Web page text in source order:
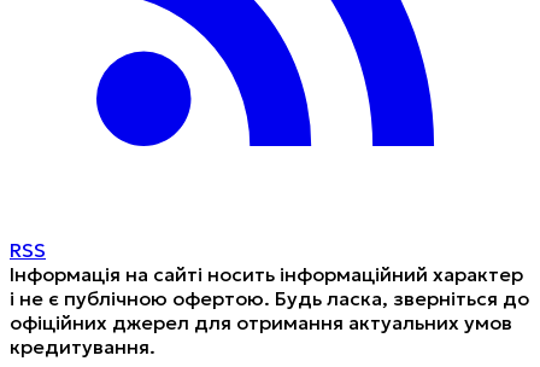
RSS
Інформація на сайті носить інформаційний характер
і не є публічною офертою. Будь ласка, зверніться до
офіційних джерел для отримання актуальних умов
кредитування.